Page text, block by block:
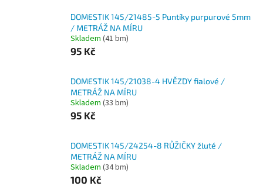
DOMESTIK 145/21485-5 Puntíky purpurové 5mm
/ METRÁŽ NA MÍRU
Skladem (41 bm)
95 Kč
DOMESTIK 145/21038-4 HVĚZDY fialové /
METRÁŽ NA MÍRU
Skladem (33 bm)
95 Kč
DOMESTIK 145/24254-8 RŮŽIČKY žluté /
METRÁŽ NA MÍRU
Skladem (34 bm)
100 Kč